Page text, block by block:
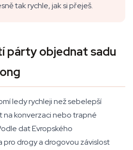
tak rychle, jak si přeješ.
párty objednat sadu
ledy rychleji než sebelepší
na konverzaci nebo trapné
dat Evropského
drogy a drogovou závislost